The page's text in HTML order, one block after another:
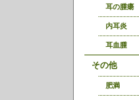
耳の腫瘍
内耳炎
耳血腫
その他
肥満